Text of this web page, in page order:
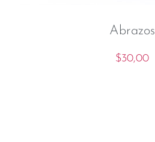
Abrazos
$30,00